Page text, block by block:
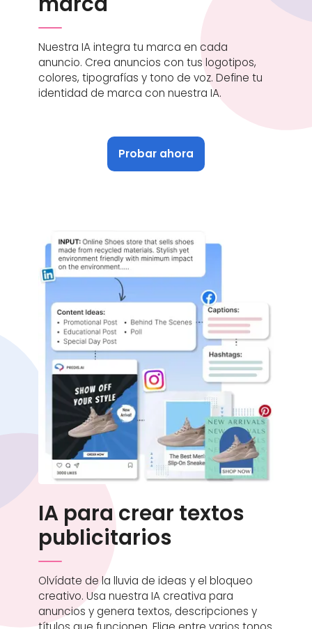
Nuestra IA integra tu marca en cada
anuncio. Crea anuncios con tus logotipos,
colores, tipografías y tono de voz. Define tu
identidad de marca con nuestra IA.
Probar ahora
IA para crear textos
publicitarios
Olvídate de la lluvia de ideas y el bloqueo
creativo. Usa nuestra IA creativa para
anuncios y genera textos, descripciones y